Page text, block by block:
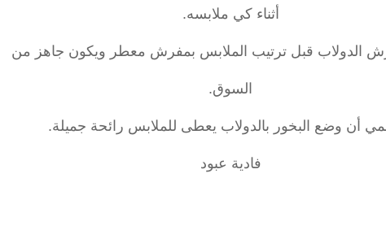
أثناء كي ملابسه.
الدولاب قبل ترتيب الملابس بمفرش معطر ويكون جاهز من
السوق.
أن وضع البخور بالدولاب يعطى للملابس رائحة جميلة.
فادية عبود